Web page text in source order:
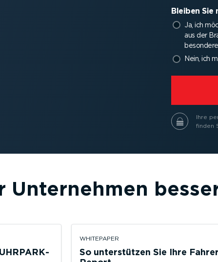
Bleiben Sie
Ja, ich
aus der
Nein, ich
Ihre
finden
Unternehmen
WHITEPAPER
So unter­stützen Sie Ihre